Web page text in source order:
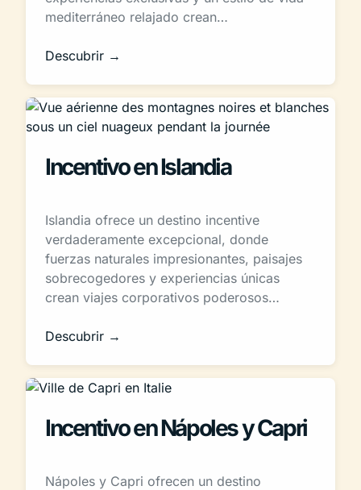
mediterráneo relajado crean…
Descubrir →
Incentivo en Islandia
Islandia ofrece un destino incentive
verdaderamente excepcional, donde
fuerzas naturales impresionantes, paisajes
sobrecogedores y experiencias únicas
crean viajes corporativos poderosos…
Descubrir →
Incentivo en Nápoles y Capri
Nápoles y Capri ofrecen un destino